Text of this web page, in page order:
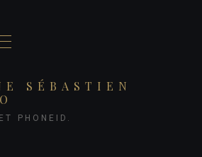
SÉBASTIEN
PHONEID.